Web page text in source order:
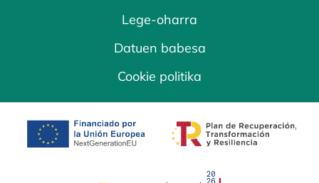
Lege-oharra
Datuen babesa
Cookie politika
opens in a new tab opens in a new
opens in a new tab